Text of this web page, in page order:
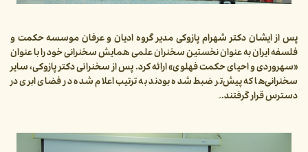
پس از ایشان دکتر شهرام پازوکی مدیر گروه ادیان و عرفان موسسه حکمت و
فلسفه ایران به عنوان نخستین سخنران علمی همایش سخنرانی خود را با عنوان
«سهروردی و احیای حکمت فهلوی» ارائه کرد. پس از سخنرانی دکتر پازوکی، سایر
سخنرانی‌ها که پیش‌تر ضبط شده بودند به ترتیب اعلام شده در فضای ابری در
دسترس قرار گرفتند. َ